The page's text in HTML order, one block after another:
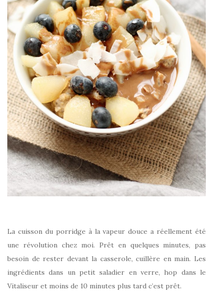
La cuisson du porridge à la vapeur douce a réellement été
une révolution chez moi. Prêt en quelques minutes, pas
besoin de rester devant la casserole, cuillère en main. Les
ingrédients dans un petit saladier en verre, hop dans le
Vitaliseur et moins de 10 minutes plus tard c’est prêt.